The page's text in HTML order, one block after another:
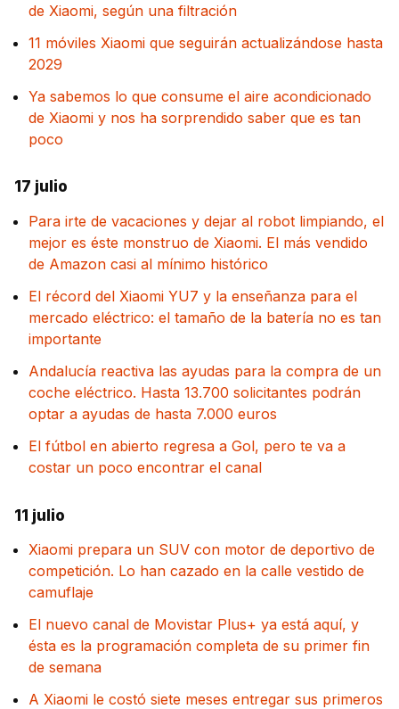
de Xiaomi, según una filtración
11 móviles Xiaomi que seguirán actualizándose hasta
2029
Ya sabemos lo que consume el aire acondicionado
de Xiaomi y nos ha sorprendido saber que es tan
poco
17 julio
Para irte de vacaciones y dejar al robot limpiando, el
mejor es éste monstruo de Xiaomi. El más vendido
de Amazon casi al mínimo histórico
El récord del Xiaomi YU7 y la enseñanza para el
mercado eléctrico: el tamaño de la batería no es tan
importante
Andalucía reactiva las ayudas para la compra de un
coche eléctrico. Hasta 13.700 solicitantes podrán
optar a ayudas de hasta 7.000 euros
El fútbol en abierto regresa a Gol, pero te va a
costar un poco encontrar el canal
11 julio
Xiaomi prepara un SUV con motor de deportivo de
competición. Lo han cazado en la calle vestido de
camuflaje
El nuevo canal de Movistar Plus+ ya está aquí, y
ésta es la programación completa de su primer fin
de semana
A Xiaomi le costó siete meses entregar sus primeros